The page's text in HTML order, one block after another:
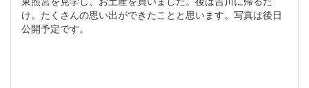
け。たくさんの思い出ができたことと思います。写真は後日
公開予定です。